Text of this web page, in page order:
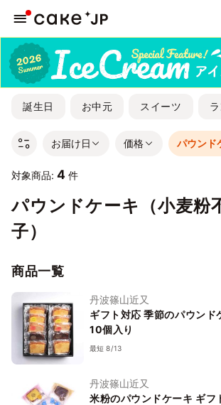
誕生日 お中元 スイーツ
お届け日 価格 パウンド
対象商品: 4 件
パウンドケーキ（小麦粉
子）
商品一覧
丹波篠山近又
ギフト対応 季節のパウンド
10個入り
最短 8/13
丹波篠山近又
米粉のパウン